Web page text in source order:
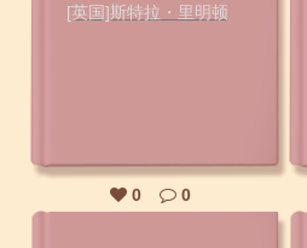
[英国]斯特拉・里明顿
0 0